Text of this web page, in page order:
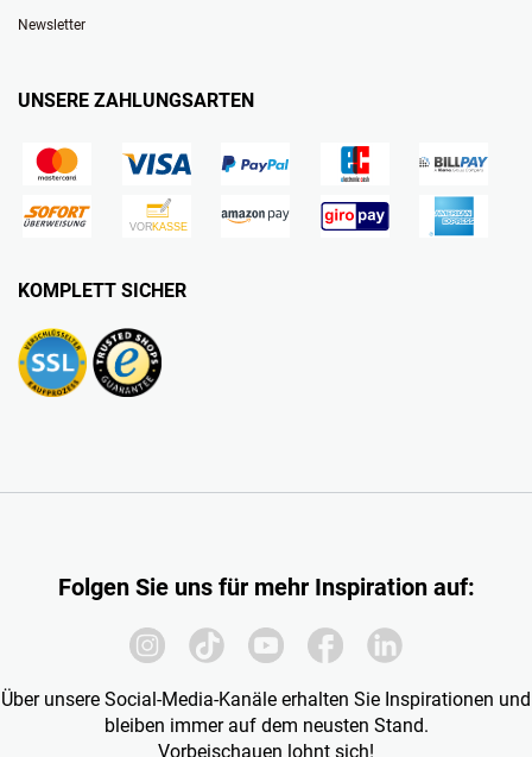
Newsletter
UNSERE ZAHLUNGSARTEN
KOMPLETT SICHER
Folgen Sie uns für mehr Inspiration auf:
Über unsere Social-Media-Kanäle erhalten Sie Inspirationen und
bleiben immer auf dem neusten Stand.
Vorbeischauen lohnt sich!